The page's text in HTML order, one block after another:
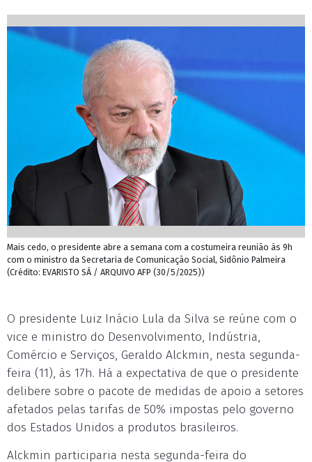
Mais cedo, o presidente abre a semana com a costumeira reunião às 9h
com o ministro da Secretaria de Comunicação Social, Sidônio Palmeira
(Crédito: EVARISTO SÁ / ARQUIVO AFP (30/5/2025))
O presidente Luiz Inácio Lula da Silva se reúne com o
vice e ministro do Desenvolvimento, Indústria,
Comércio e Serviços, Geraldo Alckmin, nesta segunda-
feira (11), às 17h. Há a expectativa de que o presidente
delibere sobre o pacote de medidas de apoio a setores
afetados pelas tarifas de 50% impostas pelo governo
dos Estados Unidos a produtos brasileiros.
Alckmin participaria nesta segunda-feira do